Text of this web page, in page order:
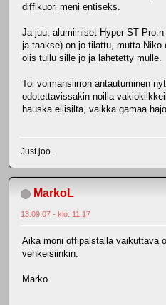
diffikuori meni entiseks.
Ja juu, alumiiniset Hyper ST
ja taakse) on jo tilattu, mutta Niko
olis tullu sille jo ja lähetetty mulle.
Toi voimansiirron antautuminen
odotettavissakin noilla
hauska eilisilta, vaikka gamaa
Just joo.
MarkoL
13.09.07 - klo: 11.17
Aika moni offipalstalla vaikuttava
vehkeisiinkin.
Marko